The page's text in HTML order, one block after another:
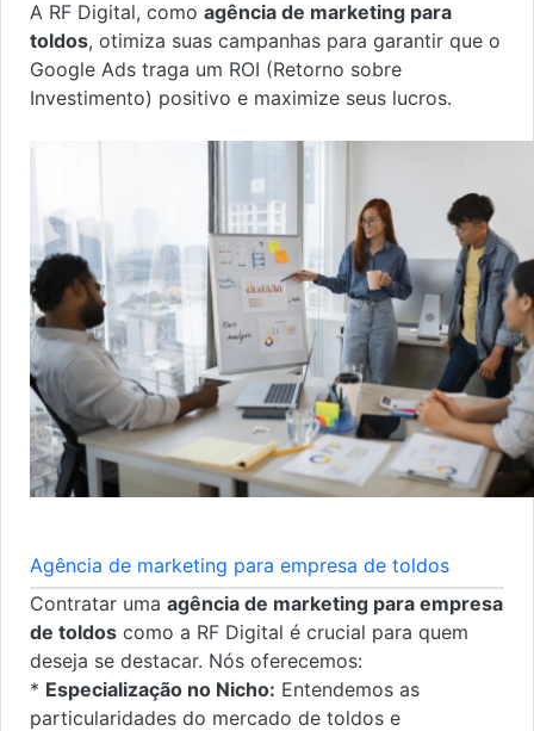
A RF Digital, como agência de marketing para
toldos, otimiza suas campanhas para garantir que o
Google Ads traga um ROI (Retorno sobre
Investimento) positivo e maximize seus lucros.
Agência de marketing para empresa de toldos
Contratar uma agência de marketing para empresa
de toldos como a RF Digital é crucial para quem
deseja se destacar. Nós oferecemos:
* Especialização no Nicho: Entendemos as
particularidades do mercado de toldos e